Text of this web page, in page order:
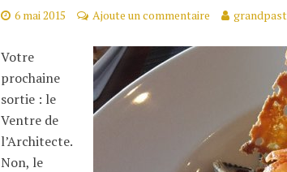
6 mai 2015 Ajoute un commentaire
Votre
prochaine
sortie : le
Ventre de
l’Architecte.
Non, le